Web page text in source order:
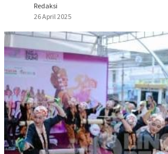
Redaksi
26 April 2025